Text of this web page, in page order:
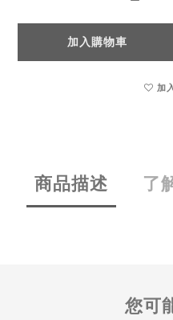
加入購物車
加
商品描述 了
您可